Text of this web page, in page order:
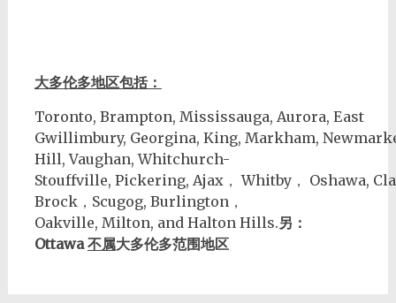
大多伦多地区包括：
Toronto, Brampton, Mississauga, Aurora, East
Gwillimbury, Georgina, King, Markham,
Hill, Vaughan, Whitchurch-
Stouffville, Pickering, Ajax， Whitby， Oshawa,
Brock，Scugog, Burlington，
Oakville, Milton, and Halton Hills.另：
Ottawa不属大多伦多范围地区